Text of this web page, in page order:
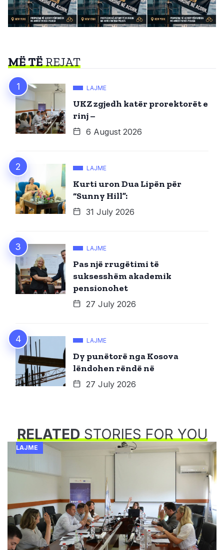
MË TËREJAT
LAJME
UKZ zgjedh katër prorektorët e
rinj –
6 August 2026
LAJME
Kurti uron Dua Lipën për
“Sunny Hill”:
31 July 2026
LAJME
Pas një rrugëtimi të
suksesshëm akademik
pensionohet
27 July 2026
LAJME
Dy punëtorë nga Kosova
lëndohen rëndë në
27 July 2026
RELATEDSTORIES FOR YOU
LAJME